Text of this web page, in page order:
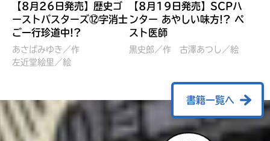
ぼくたちのマインクラフト
冒険記 エンチャント剣
VS暴走モブ
営委員会／協力
レッツゴー！まいぜんシス
ターズ とつぜん、王様に
佐久間さのすけ／絵
【8月26日発売】歴史ゴ
ーストバスターズ⑫字消士
ご一行珍道中!?
あさばみゆき／作
左近堂絵里／絵
【8月19日発売】SCPハ
ンター あやしい味方!? ペ
スト医師
黒史郎／作 古澤あつし／絵
書籍一覧へ